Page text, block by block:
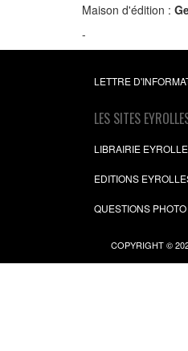
Maison d'édition :
-
LETTRE
LES SITES
LIBRAIRIE
EDITIONS
QUESTIONS PHOTO
COPYRIGHT ©